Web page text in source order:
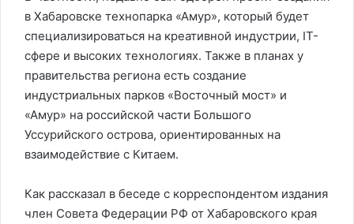
в Хабаровске технопарка «Амур», который будет
специализироваться на креативной индустрии, IT-
сфере и высоких технологиях. Также в планах у
правительства региона есть создание
индустриальных парков «Восточный мост» и
«Амур» на российской части Большого
Уссурийского острова, ориентированных на
взаимодействие с Китаем.
Как рассказал в беседе с корреспондентом издания
член Совета Федерации РФ от Хабаровского края